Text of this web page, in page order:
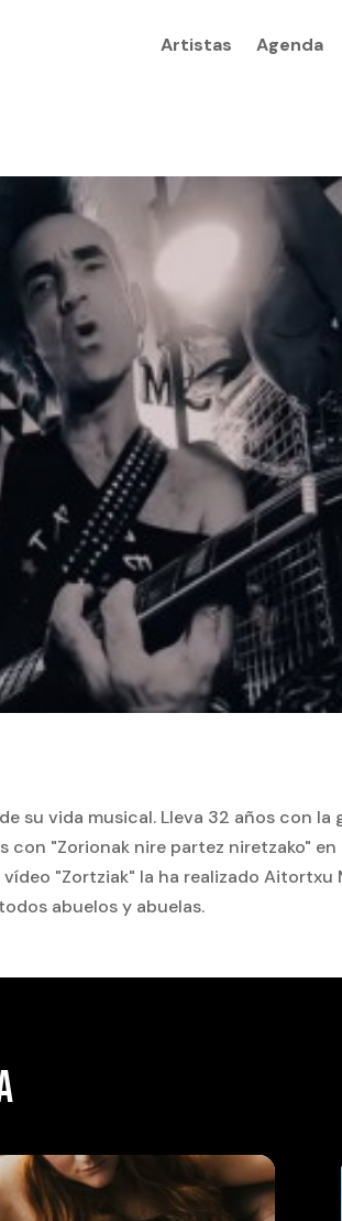
Artistas Agenda
su vida musical. Lleva 32 años con la
con "Zorionak nire partez niretzako"
"Zortziak" la ha realizado Aitortxu
abuelos y abuelas.